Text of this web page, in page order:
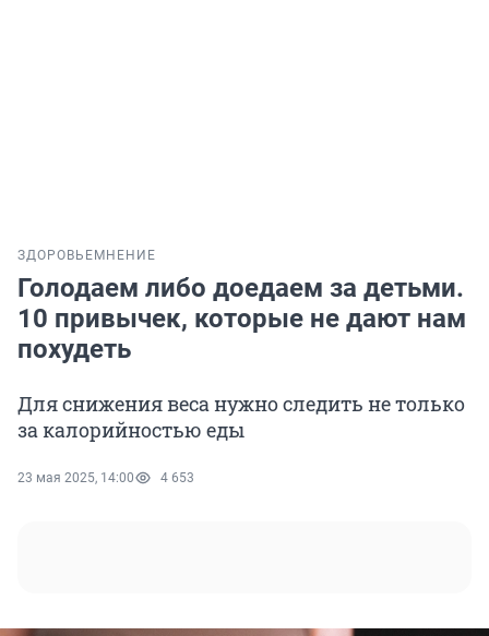
ЗДОРОВЬЕ МНЕНИЕ
Голодаем либо доедаем за детьми.
10 привычек, которые не дают нам
похудеть
Для снижения веса нужно следить не только
за калорийностью еды
23 мая 2025, 14:00 4 653